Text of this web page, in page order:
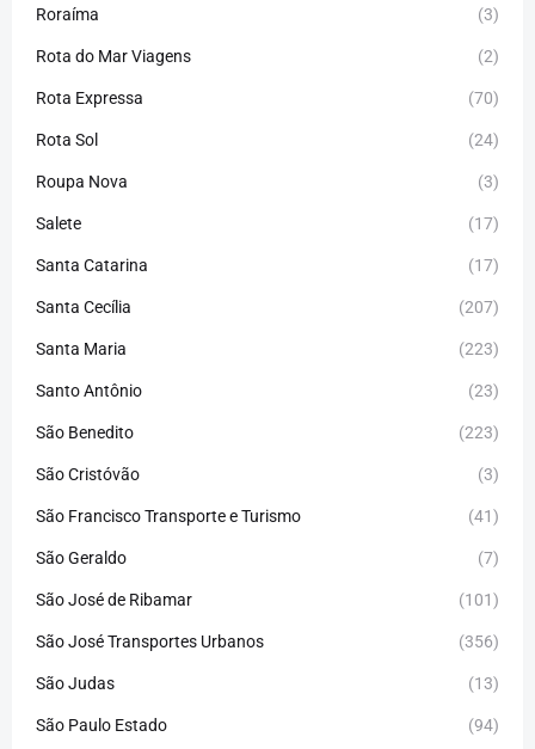
Roraíma (3)
Rota do Mar Viagens (2)
Rota Expressa (70)
Rota Sol (24)
Roupa Nova (3)
Salete (17)
Santa Catarina (17)
Santa Cecília (207)
Santa Maria (223)
Santo Antônio (23)
São Benedito (223)
São Cristóvão (3)
São Francisco Transporte e Turismo (41)
São Geraldo (7)
São José de Ribamar (101)
São José Transportes Urbanos (356)
São Judas (13)
São Paulo Estado (94)